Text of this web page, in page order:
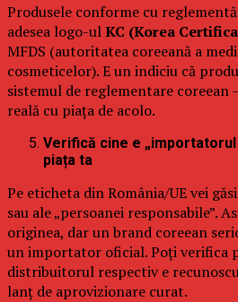
Produsele conforme cu
adesea logo-ulKC (Korea
MFDS (autoritatea coreeană a
cosmeticelor). E un indiciu că
sistemul de reglementare coreean
reală cu piața de acolo.
Verifică cine e
piața ta
Pe eticheta din România/UE vei
sau ale „persoanei responsabile”.
originea, dar un brand coreean
un importator oficial. Poți verifica
distribuitorul respectiv e
lanț de aprovizionare curat.